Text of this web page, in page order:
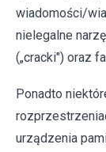
wiadomości/
nielegalne
(„cracki") oraz
Ponadto
urządzenia